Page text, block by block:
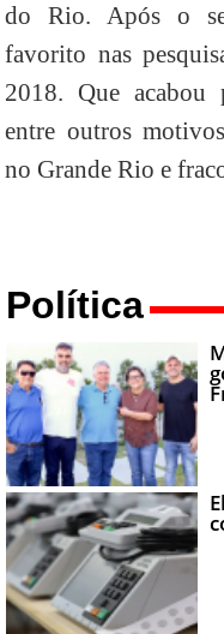
do Rio. Após o
favorito nas
2018. Que acabou
entre outros
no Grande Rio e
Política